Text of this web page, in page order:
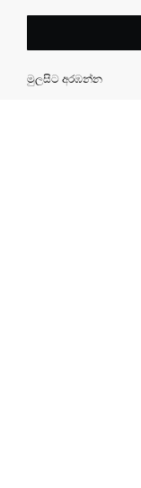
මුලසිට අරඹන්න